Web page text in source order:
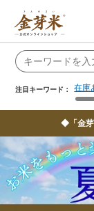
注目キーワード： 在庫
◆「金芽